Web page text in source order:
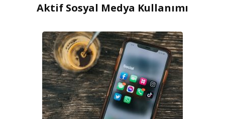
Aktif Sosyal Medya Kullanımı